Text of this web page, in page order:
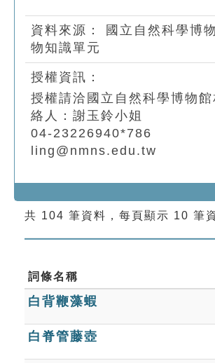
資料來源：
國立自然科學博
物知識單元
授權資訊：
授權請洽國立自然科學博物
絡人：謝玉鈴小姐
04-23226940*786
ling@nmns.edu.tw
共 104 筆資料，每頁顯示 10 筆
詞條名稱
白背鞭藻蝦
白脊管藤壺